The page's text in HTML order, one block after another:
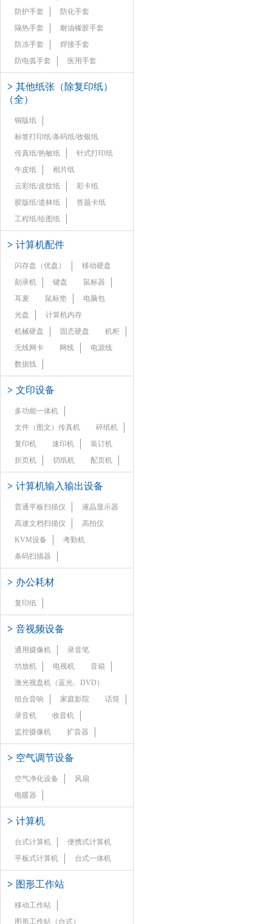
防护手套
防化手套
隔热手套
耐油橡胶手套
防冻手套
焊接手套
防电弧手套
医用手套
> 其他纸张（除复印纸）
（全）
铜版纸
标签打印纸/条码纸/收银纸
传真纸/热敏纸
针式打印纸
牛皮纸
相片纸
云彩纸/皮纹纸
彩卡纸
胶版纸/道林纸
答题卡纸
工程纸/绘图纸
> 计算机配件
闪存盘（优盘）
移动硬盘
刻录机
键盘
鼠标器
耳麦
鼠标垫
电脑包
光盘
计算机内存
机械硬盘
固态硬盘
机柜
无线网卡
网线
电源线
数据线
> 文印设备
多功能一体机
文件（图文）传真机
碎纸机
复印机
速印机
装订机
折页机
切纸机 配页机
> 计算机输入输出设备
普通平板扫描仪
液晶显示器
高速文档扫描仪
高拍仪
KVM设备
考勤机
条码扫描器
> 办公耗材
复印纸
> 音视频设备
通用摄像机
录音笔
功放机
电视机
音箱
激光视盘机（蓝光、DVD）
组合音响
家庭影院
话筒
录音机
收音机
监控摄像机
扩音器
> 空气调节设备
空气净化设备
风扇
电暖器
> 计算机
台式计算机
便携式计算机
平板式计算机
台式一体机
> 图形工作站
移动工作站
图形工作站（台式）